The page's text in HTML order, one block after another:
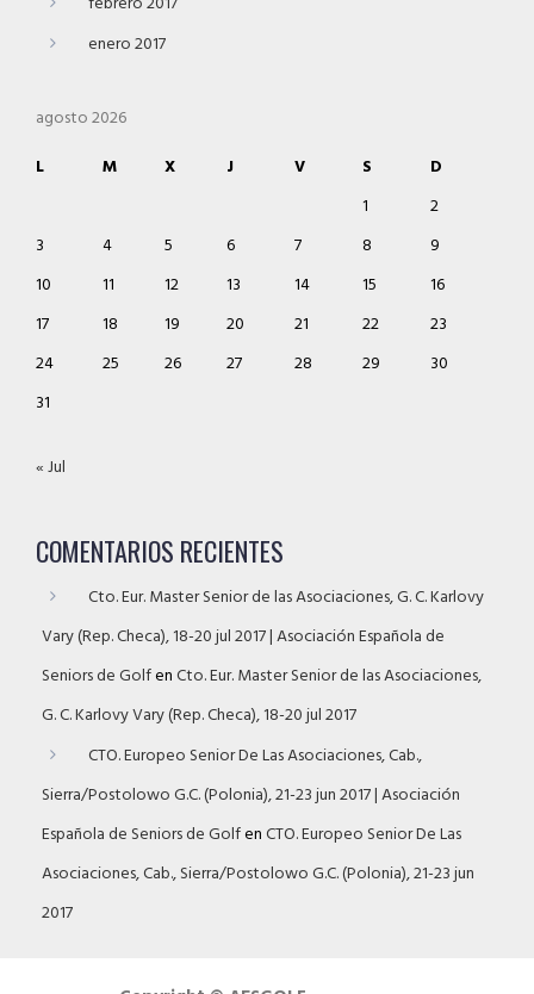
enero 2017
agosto 2026
L
M X J V S
D
1
2
3
4 5 6 7 8
9
10
11 12 13 14 15
16
17
18 19 20 21 22
23
24
25 26 27 28 29
30
31
« Jul
COMENTARIOS RECIENTES
Cto. Eur. Master Senior de las Asociaciones, G. C. Karlovy
Vary (Rep. Checa), 18-20 jul 2017 | Asociación Española de
Seniors de GolfenCto. Eur. Master Senior de las Asociaciones,
G. C. Karlovy Vary (Rep. Checa), 18-20 jul 2017
CTO. Europeo Senior De Las Asociaciones, Cab.,
Sierra/Postolowo G.C. (Polonia), 21-23 jun 2017 | Asociación
Española de Seniors de GolfenCTO. Europeo Senior De Las
Asociaciones, Cab., Sierra/Postolowo G.C. (Polonia), 21-23 jun
2017